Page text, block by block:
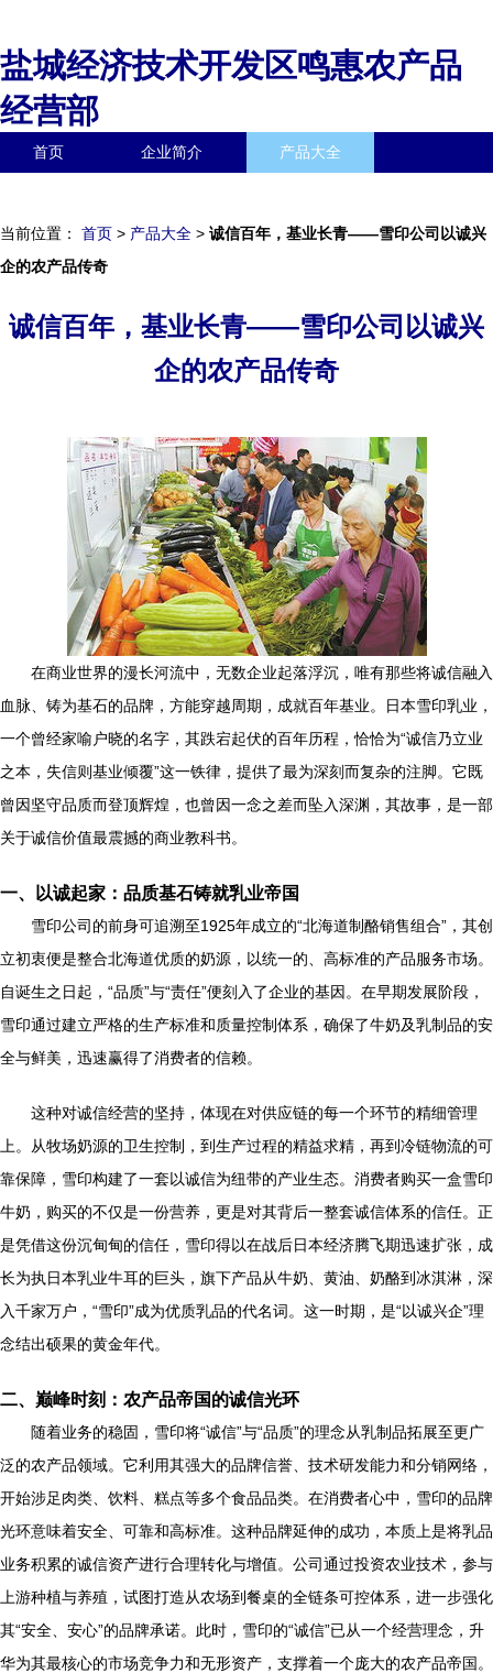
盐城经济技术开发区鸣惠农产品
经营部
首页 企业简介 产品大全
当前位置： 首页 > 产品大全 > 诚信百年，基业长青——雪印公司以诚兴
企的农产品传奇
诚信百年，基业长青——雪印公司以诚兴
企的农产品传奇
在商业世界的漫长河流中，无数企业起落浮沉，唯有那些将诚信融入
血脉、铸为基石的品牌，方能穿越周期，成就百年基业。日本雪印乳业，
一个曾经家喻户晓的名字，其跌宕起伏的百年历程，恰恰为“诚信乃立业
之本，失信则基业倾覆”这一铁律，提供了最为深刻而复杂的注脚。它既
曾因坚守品质而登顶辉煌，也曾因一念之差而坠入深渊，其故事，是一部
关于诚信价值最震撼的商业教科书。
一、以诚起家：品质基石铸就乳业帝国
雪印公司的前身可追溯至1925年成立的“北海道制酪销售组合”，其创
立初衷便是整合北海道优质的奶源，以统一的、高标准的产品服务市场。
自诞生之日起，“品质”与“责任”便刻入了企业的基因。在早期发展阶段，
雪印通过建立严格的生产标准和质量控制体系，确保了牛奶及乳制品的安
全与鲜美，迅速赢得了消费者的信赖。
这种对诚信经营的坚持，体现在对供应链的每一个环节的精细管理
上。从牧场奶源的卫生控制，到生产过程的精益求精，再到冷链物流的可
靠保障，雪印构建了一套以诚信为纽带的产业生态。消费者购买一盒雪印
牛奶，购买的不仅是一份营养，更是对其背后一整套诚信体系的信任。正
是凭借这份沉甸甸的信任，雪印得以在战后日本经济腾飞期迅速扩张，成
长为执日本乳业牛耳的巨头，旗下产品从牛奶、黄油、奶酪到冰淇淋，深
入千家万户，“雪印”成为优质乳品的代名词。这一时期，是“以诚兴企”理
念结出硕果的黄金年代。
二、巅峰时刻：农产品帝国的诚信光环
随着业务的稳固，雪印将“诚信”与“品质”的理念从乳制品拓展至更广
泛的农产品领域。它利用其强大的品牌信誉、技术研发能力和分销网络，
开始涉足肉类、饮料、糕点等多个食品品类。在消费者心中，雪印的品牌
光环意味着安全、可靠和高标准。这种品牌延伸的成功，本质上是将乳品
业务积累的诚信资产进行合理转化与增值。公司通过投资农业技术，参与
上游种植与养殖，试图打造从农场到餐桌的全链条可控体系，进一步强化
其“安全、安心”的品牌承诺。此时，雪印的“诚信”已从一个经营理念，升
华为其最核心的市场竞争力和无形资产，支撑着一个庞大的农产品帝国。